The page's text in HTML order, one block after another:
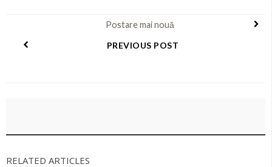
Postare mai nouă
PREVIOUS POST
RELATED ARTICLES